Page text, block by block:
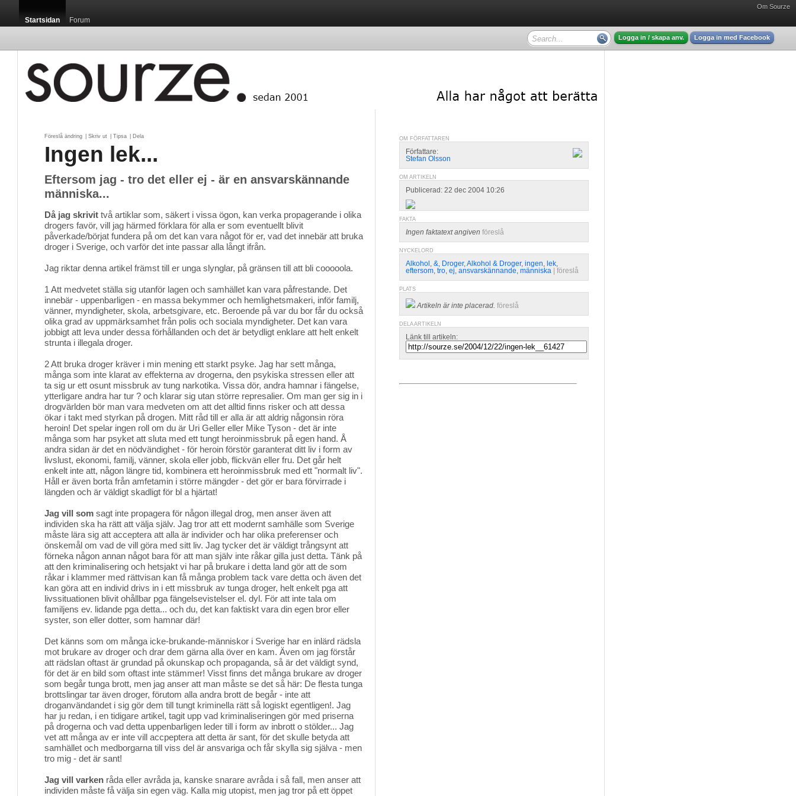
Om Sourze
Startsidan Forum
Logga in / skapa anv. Logga in med Facebook
Föreslå ändring Skriv ut Tipsa Dela
Ingen lek...
Eftersom jag - tro det eller ej - är en ansvarskännande
människa...
Då jag skrivit två artiklar som, säkert i vissa ögon, kan verka propagerande i olika
drogers favör, vill jag härmed förklara för alla er som eventuellt blivit
påverkade/börjat fundera på om det kan vara något för er, vad det innebär att bruka
droger i Sverige, och varför det inte passar alla långt ifrån.
Jag riktar denna artikel främst till er unga slynglar, på gränsen till att bli cooooola.
1 Att medvetet ställa sig utanför lagen och samhället kan vara påfrestande. Det
innebär - uppenbarligen - en massa bekymmer och hemlighetsmakeri, inför familj,
vänner, myndigheter, skola, arbetsgivare, etc. Beroende på var du bor får du också
olika grad av uppmärksamhet från polis och sociala myndigheter. Det kan vara
jobbigt att leva under dessa förhållanden och det är betydligt enklare att helt enkelt
strunta i illegala droger.
2 Att bruka droger kräver i min mening ett starkt psyke. Jag har sett många,
många som inte klarat av effekterna av drogerna, den psykiska stressen eller att
ta sig ur ett osunt missbruk av tung narkotika. Vissa dör, andra hamnar i fängelse,
ytterligare andra har tur ? och klarar sig utan större represalier. Om man ger sig in i
drogvärlden bör man vara medveten om att det alltid finns risker och att dessa
ökar i takt med styrkan på drogen. Mitt råd till er alla är att aldrig någonsin röra
heroin! Det spelar ingen roll om du är Uri Geller eller Mike Tyson - det är inte
många som har psyket att sluta med ett tungt heroinmissbruk på egen hand. Å
andra sidan är det en nödvändighet - för heroin förstör garanterat ditt liv i form av
livslust, ekonomi, familj, vänner, skola eller jobb, flickvän eller fru. Det går helt
enkelt inte att, någon längre tid, kombinera ett heroinmissbruk med ett "normalt liv".
Håll er även borta från amfetamin i större mängder - det gör er bara förvirrade i
längden och är väldigt skadligt för bl a hjärtat!
Jag vill som sagt inte propagera för någon illegal drog, men anser även att
individen ska ha rätt att välja själv. Jag tror att ett modernt samhälle som Sverige
måste lära sig att acceptera att alla är individer och har olika preferenser och
önskemål om vad de vill göra med sitt liv. Jag tycker det är väldigt trångsynt att
förneka någon annan något bara för att man själv inte råkar gilla just detta. Tänk på
att den kriminalisering och hetsjakt vi har på brukare i detta land gör att de som
råkar i klammer med rättvisan kan få många problem tack vare detta och även det
kan göra att en individ drivs in i ett missbruk av tunga droger, helt enkelt pga att
livssituationen blivit ohållbar pga fängelsevistelser el. dyl. För att inte tala om
familjens ev. lidande pga detta... och du, det kan faktiskt vara din egen bror eller
syster, son eller dotter, som hamnar där!
Det känns som om många icke-brukande-människor i Sverige har en inlärd rädsla
mot brukare av droger och drar dem gärna alla över en kam. Även om jag förstår
att rädslan oftast är grundad på okunskap och propaganda, så är det väldigt synd,
för det är en bild som oftast inte stämmer! Visst finns det många brukare av droger
som begår tunga brott, men jag anser att man måste se det så här: De flesta tunga
brottslingar tar även droger, förutom alla andra brott de begår - inte att
droganvändandet i sig gör dem till tungt kriminella rätt så logiskt egentligen!. Jag
har ju redan, i en tidigare artikel, tagit upp vad kriminaliseringen gör med priserna
på drogerna och vad detta uppenbarligen leder till i form av inbrott o stölder... Jag
vet att många av er inte vill accpeptera att detta är sant, för det skulle betyda att
samhället och medborgarna till viss del är ansvariga och får skylla sig själva - men
tro mig - det är sant!
Jag vill varken råda eller avråda ja, kanske snarare avråda i så fall, men anser att
individen måste få välja sin egen väg. Kalla mig utopist, men jag tror på ett öppet
OM FÖRFATTAREN
Författare:
Stefan Olsson
OM ARTIKELN
Publicerad: 22 dec 2004 10:26
FAKTA
Ingen faktatext angiven föreslå
NYCKELORD
Alkohol , &, Droger,Alkohol & Droger, ingen, lek,
eftersom, tro, ej, ansvarskännande, människa föreslå
PLATS
Artikeln är inte placerad. föreslå
DELA ARTIKELN
Länk till artikeln: